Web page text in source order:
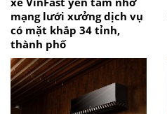
mạng lưới xưởng dịch vụ
có mặt khắp 34 tỉnh,
thành phố